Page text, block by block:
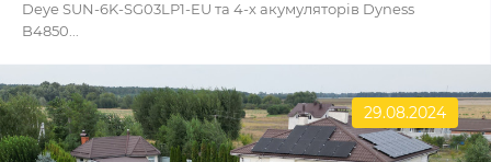
Deye SUN-6K-SG03LP1-EU та 4-х акумуляторів Dyness
B4850...
29.08.2024